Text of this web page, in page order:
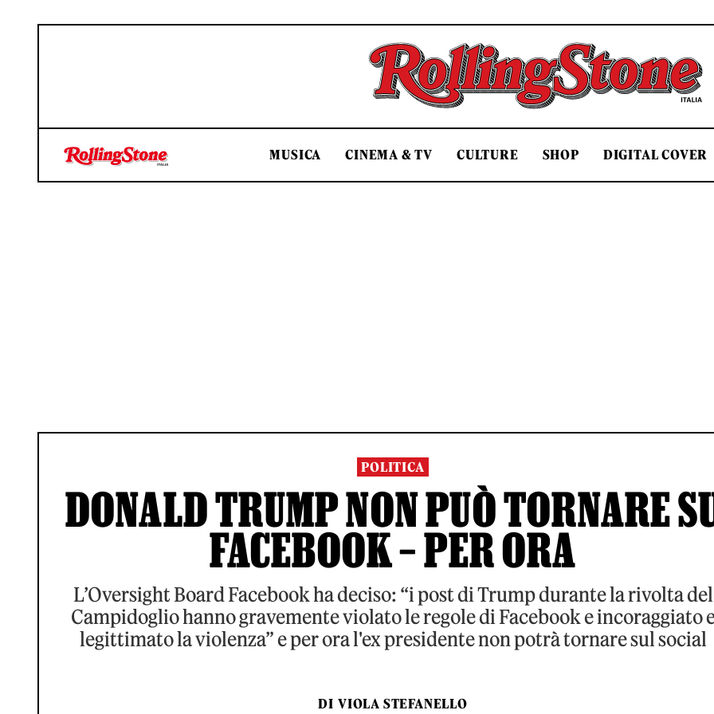
Rolling Stone Italia
MUSICA CINEMA & TV CULTURE SHOP DIGITAL COVER
POLITICA
DONALD TRUMP NON PUÒ TORNARE
FACEBOOK – PER ORA
L’Oversight Board Facebook ha deciso: “i post di Trump durante la rivolta del
Campidoglio hanno gravemente violato le regole di Facebook e incoraggiato
legittimato la violenza” e per ora l'ex presidente non potrà tornare sul social
DI VIOLA STEFANELLO